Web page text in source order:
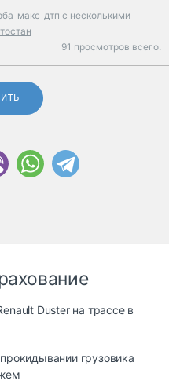
макс дтп с несколькими
91 просмотров всего.
Duster на трассе в
грузовика